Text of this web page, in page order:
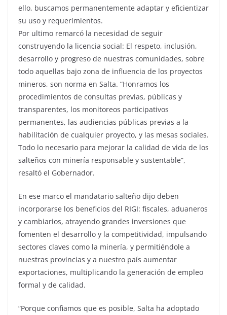
ello, buscamos permanentemente adaptar y eficientizar
su uso y requerimientos.
Por ultimo remarcó la necesidad de seguir
construyendo la licencia social: El respeto, inclusión,
desarrollo y progreso de nuestras comunidades, sobre
todo aquellas bajo zona de influencia de los proyectos
mineros, son norma en Salta. “Honramos los
procedimientos de consultas previas, públicas y
transparentes, los monitoreos participativos
permanentes, las audiencias públicas previas a la
habilitación de cualquier proyecto, y las mesas sociales.
Todo lo necesario para mejorar la calidad de vida de los
salteños con minería responsable y sustentable”,
resaltó el Gobernador.
En ese marco el mandatario salteño dijo deben
incorporarse los beneficios del RIGI: fiscales, aduaneros
y cambiarios, atrayendo grandes inversiones que
fomenten el desarrollo y la competitividad, impulsando
sectores claves como la minería, y permitiéndole a
nuestras provincias y a nuestro país aumentar
exportaciones, multiplicando la generación de empleo
formal y de calidad.
“Porque confiamos que es posible, Salta ha adoptado